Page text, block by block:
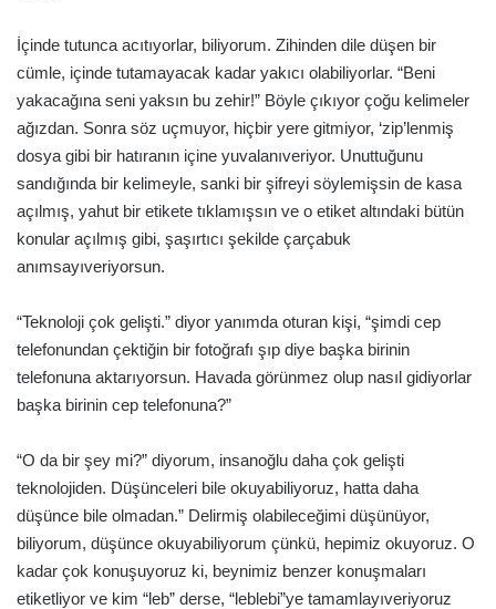
İçinde tutunca acıtıyorlar, biliyorum. Zihinden dile düşen bir
cümle, içinde tutamayacak kadar yakıcı olabiliyorlar. “Beni
yakacağına seni yaksın bu zehir!” Böyle çıkıyor çoğu kelimeler
ağızdan. Sonra söz uçmuyor, hiçbir yere gitmiyor, ‘zip’lenmiş
dosya gibi bir hatıranın içine yuvalanıveriyor. Unuttuğunu
sandığında bir kelimeyle, sanki bir şifreyi söylemişsin de kasa
açılmış, yahut bir etikete tıklamışsın ve o etiket altındaki bütün
konular açılmış gibi, şaşırtıcı şekilde çarçabuk
anımsayıveriyorsun.
“Teknoloji çok gelişti.” diyor yanımda oturan kişi, “şimdi cep
telefonundan çektiğin bir fotoğrafı şıp diye başka birinin
telefonuna aktarıyorsun. Havada görünmez olup nasıl gidiyorlar
başka birinin cep telefonuna?”
“O da bir şey mi?” diyorum, insanoğlu daha çok gelişti
teknolojiden. Düşünceleri bile okuyabiliyoruz, hatta daha
düşünce bile olmadan.” Delirmiş olabileceğimi düşünüyor,
biliyorum, düşünce okuyabiliyorum çünkü, hepimiz okuyoruz. O
kadar çok konuşuyoruz ki, beynimiz benzer konuşmaları
etiketliyor ve kim “leb” derse, “leblebi”ye tamamlayıveriyoruz